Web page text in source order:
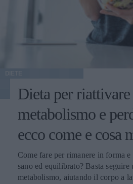
Dieta per
metabolismo e
ecco come e cosa
Come fare per rimanere in forma
sano ed equilibrato? Basta
metabolismo, aiutando il corpo a